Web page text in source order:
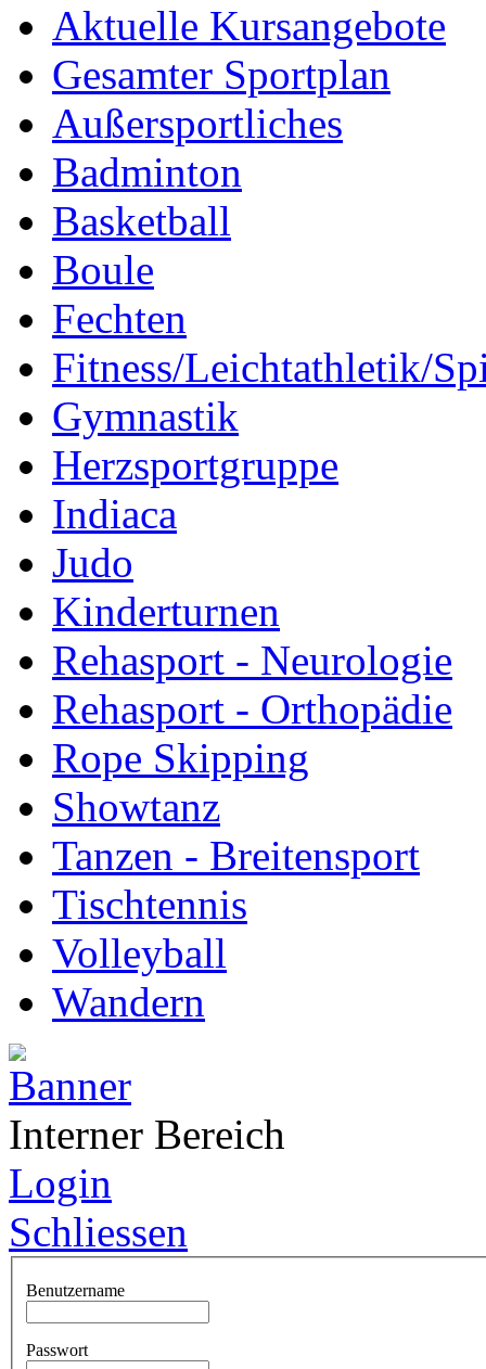
Aktuelle Kursangebote
Gesamter Sportplan
Außersportliches
Badminton
Basketball
Boule
Fechten
Fitness/Leichtathletik/
Gymnastik
Herzsportgruppe
Indiaca
Judo
Kinderturnen
Rehasport - Neurologie
Rehasport - Orthopädie
Rope Skipping
Showtanz
Tanzen - Breitensport
Tischtennis
Volleyball
Wandern
Interner Bereich
Login
Schliessen
Benutzername
Passwort